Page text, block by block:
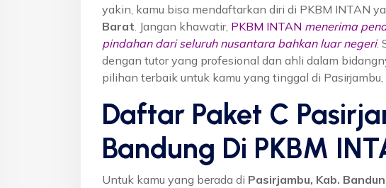
yakin, kamu bisa mendaftarkan diri di PKBM INTAN
Barat . Jangan khawatir, PKBM INTAN menerima
pindahan dari seluruh nusantara bahkan luar negeri.
dengan tutor yang profesional dan ahli dalam
pilihan terbaik untuk kamu yang tinggal di Pasirjambu,
Daftar Paket C
Bandung Di PKBM
Untuk kamu yang berada di Pasirjambu, Kab.